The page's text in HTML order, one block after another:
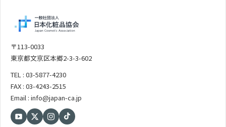
〒113-0033
東京都文京区本郷2-3-3-602
TEL : 03-5877-4230
FAX : 03-4243-2515
Email : info@japan-ca.jp